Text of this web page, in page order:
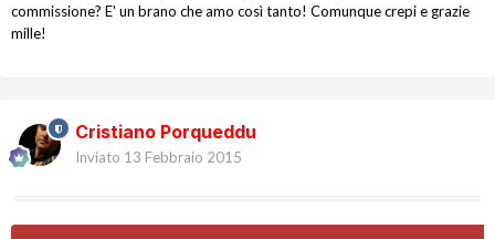
commissione? E' un brano che amo così tanto! Comunque crepi e grazie
mille!
Cristiano Porqueddu
Inviato 13 Febbraio 2015